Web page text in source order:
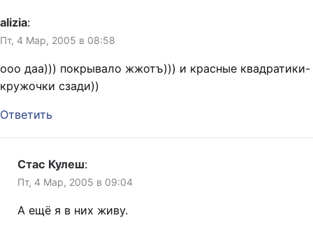
alizia:
Пт, 4 Мар, 2005 в 08:58
ооо даа))) покрывало жжотъ))) и красные квадратики-
кружочки сзади))
Ответить
Стас Кулеш:
Пт, 4 Мар, 2005 в 09:04
А ещё я в них живу.